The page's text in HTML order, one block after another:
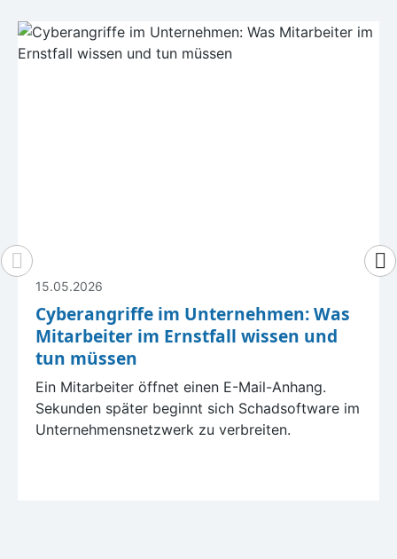
15.05.2026
Cyberangriffe im Unternehmen: Was
Mitarbeiter im Ernstfall wissen und
tun müssen
Ein Mitarbeiter öffnet einen E-Mail-Anhang.
Sekunden später beginnt sich Schadsoftware im
Unternehmensnetzwerk zu verbreiten.